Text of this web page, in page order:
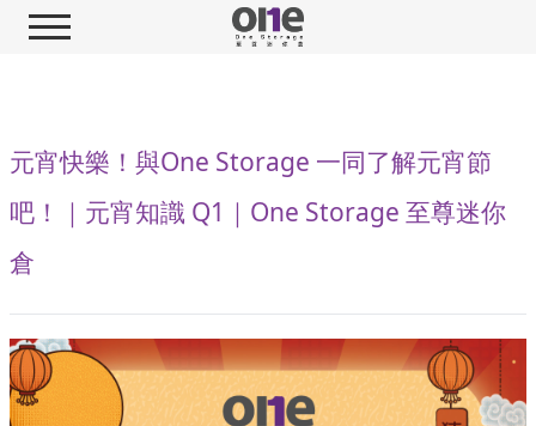
元宵快樂！與One Storage 一同了解元宵節
吧！｜元宵知識 Q1｜One Storage 至尊迷你
倉